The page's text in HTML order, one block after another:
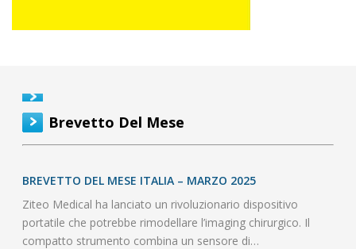
Brevetto Del Mese
BREVETTO DEL MESE ITALIA – MARZO 2025
Ziteo Medical ha lanciato un rivoluzionario dispositivo
portatile che potrebbe rimodellare l’imaging chirurgico. Il
compatto strumento combina un sensore di…